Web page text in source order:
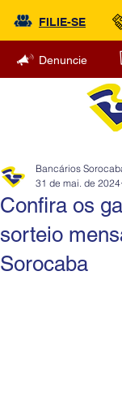
FILIE-SE
Denuncie
Confira os
sorteio
Sorocaba
Bancários
31 de mai. de 2024